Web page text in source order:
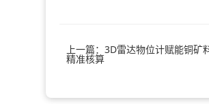
上一篇：3D雷达物位计赋能铜矿
精准核算